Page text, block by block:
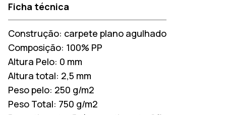
Ficha técnica
Construção: carpete plano agulhado
Composição: 100% PP
Altura Pelo: 0 mm
Altura total: 2,5 mm
Peso pelo: 250 g/m2
Peso Total: 750 g/m2